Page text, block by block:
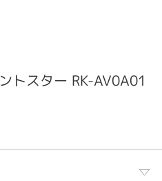
トスター RK-AV0A01